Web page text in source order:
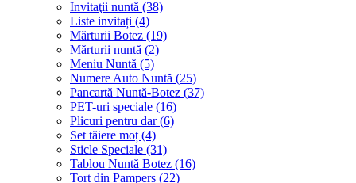
Invitaţii nuntă (38)
Liste invitați (4)
Mărturii Botez (19)
Mărturii nuntă (2)
Meniu Nuntă (5)
Numere Auto Nuntă (25)
Pancartă Nuntă-Botez (37)
PET-uri speciale (16)
Plicuri pentru dar (6)
Set tăiere moț (4)
Sticle Speciale (31)
Tablou Nuntă Botez (16)
Tort din Pampers (22)